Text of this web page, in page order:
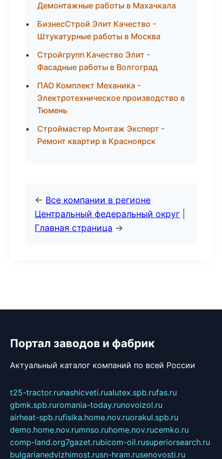
Демонтажные работы в Махачкала
БизнесСтрой Элит Качество -
Штукатурные работы в Москва
Стройгрупп Качество Элит -
Фасадные работы в Волгоград
ПАО Комплект Механика -
Электротехническое производство в
Тюмень
Строймастер Монтаж Эксперт -
Ремонт квартир в Красноярск
← Все компании в регионе
Центральный федеральный округ
Главная страница →
Портал заводов и фабрик
Актуальный каталог компаний по всей России
t25-tractor.runashicveti.rualutex.spb.rufas.ru
gbmk.spb.ruromania-today.runovoizol.ru
airheat-spb.rufisika.home.nov.ruorakul.spb.ru
demo.home.nov.rumnso.ruhome.nov.rucemko.ru
comp-land.org7gazet.rubicom-oil.rusuperiorsearch.ru
bulgarianedvizhimost.rusn-hram.rusenovosti.ru